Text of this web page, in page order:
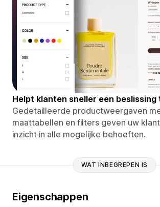
Helpt klanten sneller een beslissing
Gedetailleerde productweergaven
maattabellen en filters geven uw
inzicht in alle mogelijke behoeften.
WAT INBEGREPEN IS
Eigenschappen